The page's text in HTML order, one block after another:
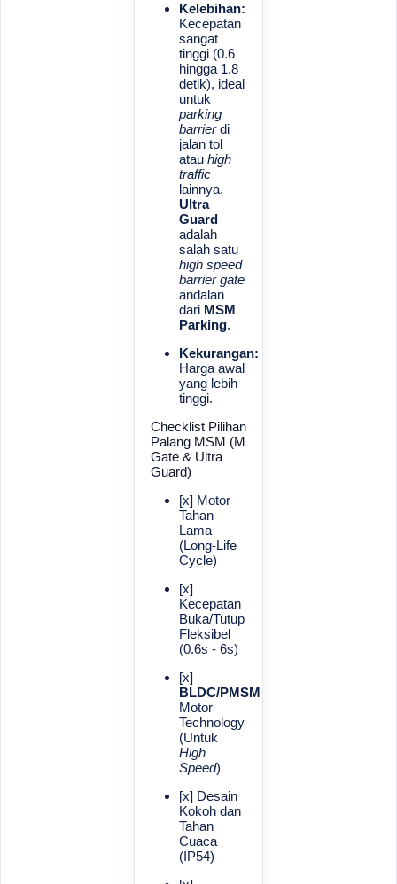
Kelebihan:
Kecepatan
sangat
tinggi (0.6
hingga 1.8
detik), ideal
untuk
parking
barrierdi
jalan tol
atau high
traffic
lainnya.
Ultra
Guard
adalah
salah satu
high speed
barrier gate
andalan
dari MSM
Parking.
Kekurangan:
Harga awal
yang lebih
tinggi.
Checklist Pilihan
Palang MSM (M
Gate & Ultra
Guard)
[x] Motor
Tahan
Lama
(Long-Life
Cycle)
[x]
Kecepatan
Buka/Tutup
Fleksibel
(0.6s - 6s)
[x]
BLDC/PMSM
Motor
Technology
(Untuk
High
Speed)
[x] Desain
Kokoh dan
Tahan
Cuaca
(IP54)